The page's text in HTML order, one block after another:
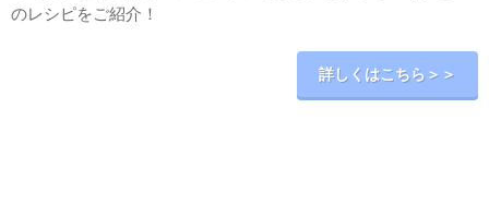
のレシピをご紹介！
詳しくはこちら＞＞